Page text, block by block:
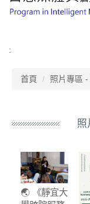
:
首頁 照片專區
照
🌏 《靜宜大